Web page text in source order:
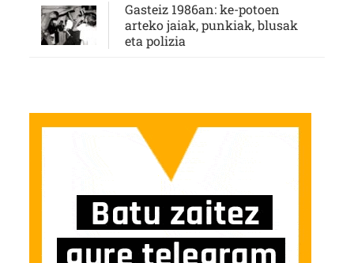
Gasteiz 1986an: ke-potoen
arteko jaiak, punkiak, blusak
eta polizia